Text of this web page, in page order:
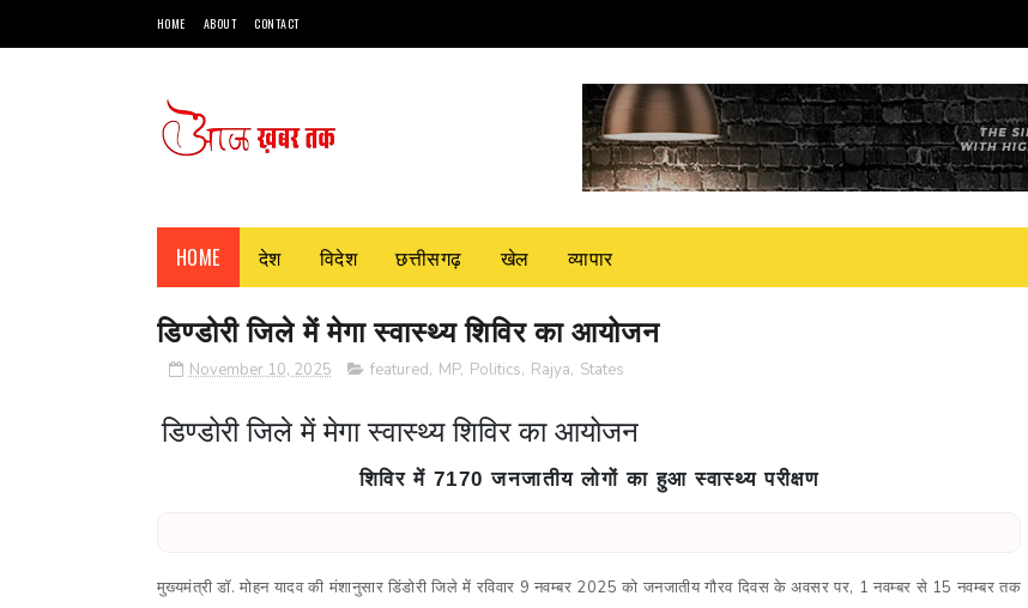
HOME ABOUT CONTACT
HOME देश विदेश छत्तीसगढ़ खेल व्यापार
डिण्डोरी जिले में मेगा स्वास्थ्य शिविर का आयोजन
November 10, 2025 featured, MP, Politics, Rajya, States
डिण्डोरी जिले में मेगा स्वास्थ्य शिविर का आयोजन
शिविर में 7170 जनजातीय लोगों का हुआ स्वास्थ्य परीक्षण
मुख्यमंत्री डॉ. मोहन यादव की मंशानुसार डिंडोरी जिले में रविवार 9 नवम्बर 2025 को जनजातीय गौरव दिवस के अवसर पर, 1 नवम्बर से 15 नवम्बर तक